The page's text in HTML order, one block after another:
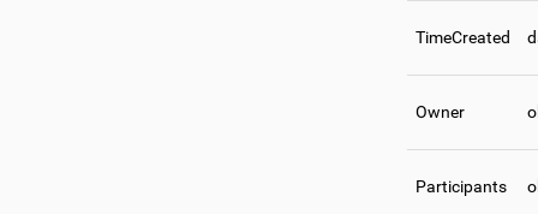
TimeCreated
Owner
Participants